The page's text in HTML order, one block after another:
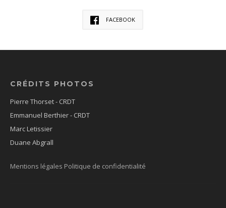
FACEBOOK
CRÉDITS PHOTOS
Pierre Thorset - CRDT
Emmanuel Berthier - CRDT
Marc Letissier
Duane Abgrall
Mentions légales Politique de confidentialité